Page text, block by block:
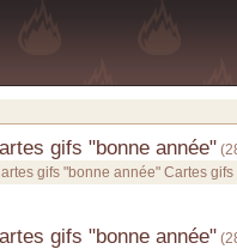
gifs "bonne année" (
gifs "bonne année" Cartes
gifs "bonne année" (